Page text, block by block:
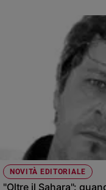
NOVITÀ EDITORIALE
"Oltre il Sahara":